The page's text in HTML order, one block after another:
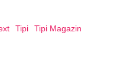
Tipi
Tipi Magazin